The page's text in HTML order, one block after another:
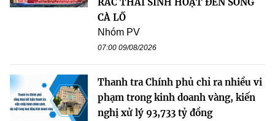
CÀ LỒ
Nhóm PV
07:00 09/08/2026
Thanh tra Chính phủ chỉ ra nhiều vi
phạm trong kinh doanh vàng, kiến
nghị xử lý 93,733 tỷ đồng